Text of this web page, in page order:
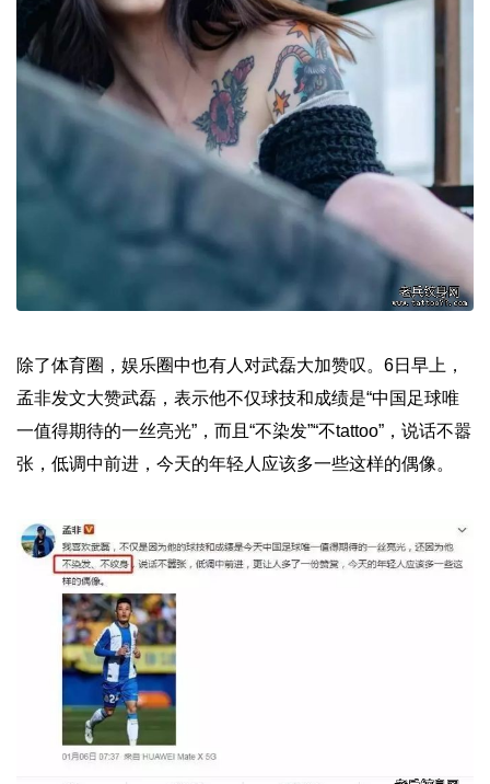
除了体育圈，娱乐圈中也有人对武磊大加赞叹。6日早上，
孟非发文大赞武磊，表示他不仅球技和成绩是“中国足球唯
一值得期待的一丝亮光”，而且“不染发”“不tattoo”，说话不嚣
张，低调中前进，今天的年轻人应该多一些这样的偶像。